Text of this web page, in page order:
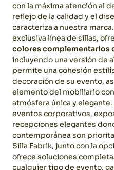
con la máxima atención al
reflejo de la calidad y el
caracteriza a nuestra marca.
exclusiva línea de sillas,
colores complementarios
incluyendo una versión de
permite una cohesión
decoración de su evento,
elemento del mobiliario
atmósfera única y elegante.
eventos corporativos,
recepciones elegantes
contemporánea son
Silla Fabrik, junto con la
ofrece soluciones
cualquier tipo de evento,